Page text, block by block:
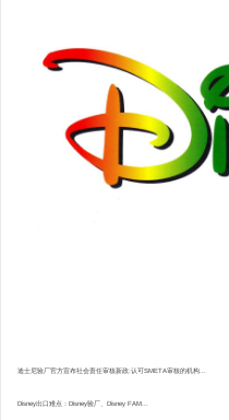
迪士尼验厂官方宣布社会责任审核新政:认可SMETA审核的机构...
Disney出口难点：Disney验厂、Disney FAM...